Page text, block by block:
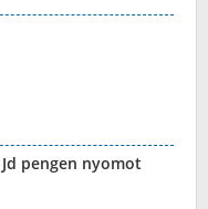
Jd pengen nyomot